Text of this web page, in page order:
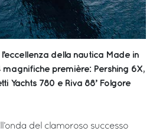
della nautica Made in
magnifiche première: Pershing 6X,
Yachts 780 e Riva 88’ Folgore
del clamoroso successo